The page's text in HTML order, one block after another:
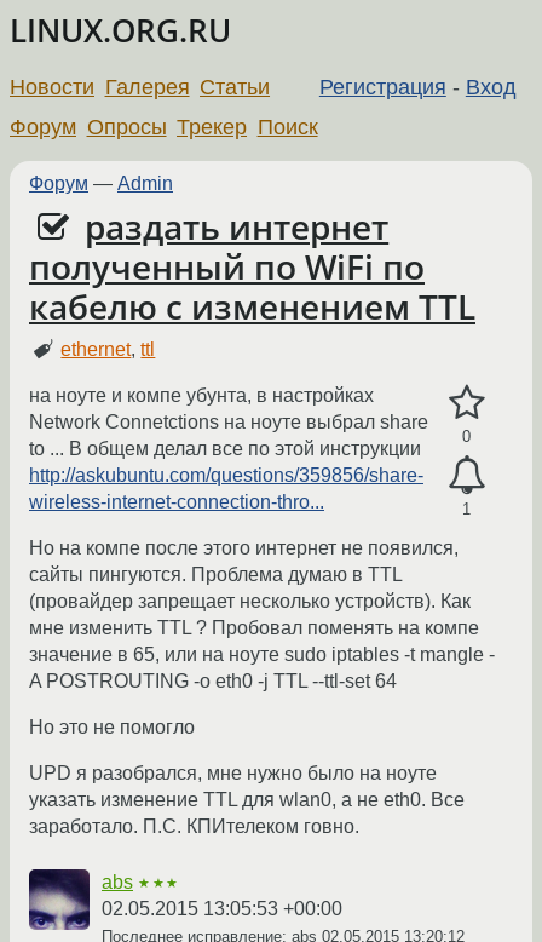
LINUX.ORG.RU
Регистрация - Вход
Новости Галерея Статьи
Форум Опросы Трекер Поиск
Форум — Admin
раздать интернет
полученный по WiFi по
кабелю с изменением TTL
ethernet,ttl
0
1
на ноуте и компе убунта, в настройках
Network Connetctions на ноуте выбрал share
to ... В общем делал все по этой инструкции
http://askubuntu.com/questions/359856/share-
wireless-internet-connection-thro...
Но на компе после этого интернет не появился,
сайты пингуются. Проблема думаю в TTL
(провайдер запрещает несколько устройств). Как
мне изменить TTL ? Пробовал поменять на компе
значение в 65, или на ноуте sudo iptables -t mangle -
A POSTROUTING -o eth0 -j TTL --ttl-set 64
Но это не помогло
UPD я разобрался, мне нужно было на ноуте
указать изменение TTL для wlan0, а не eth0. Все
заработало. П.С. КПИтелеком говно.
abs ★★★
02.05.2015 13:05:53 +00:00
Последнее исправление: abs 02.05.2015 13:20:12